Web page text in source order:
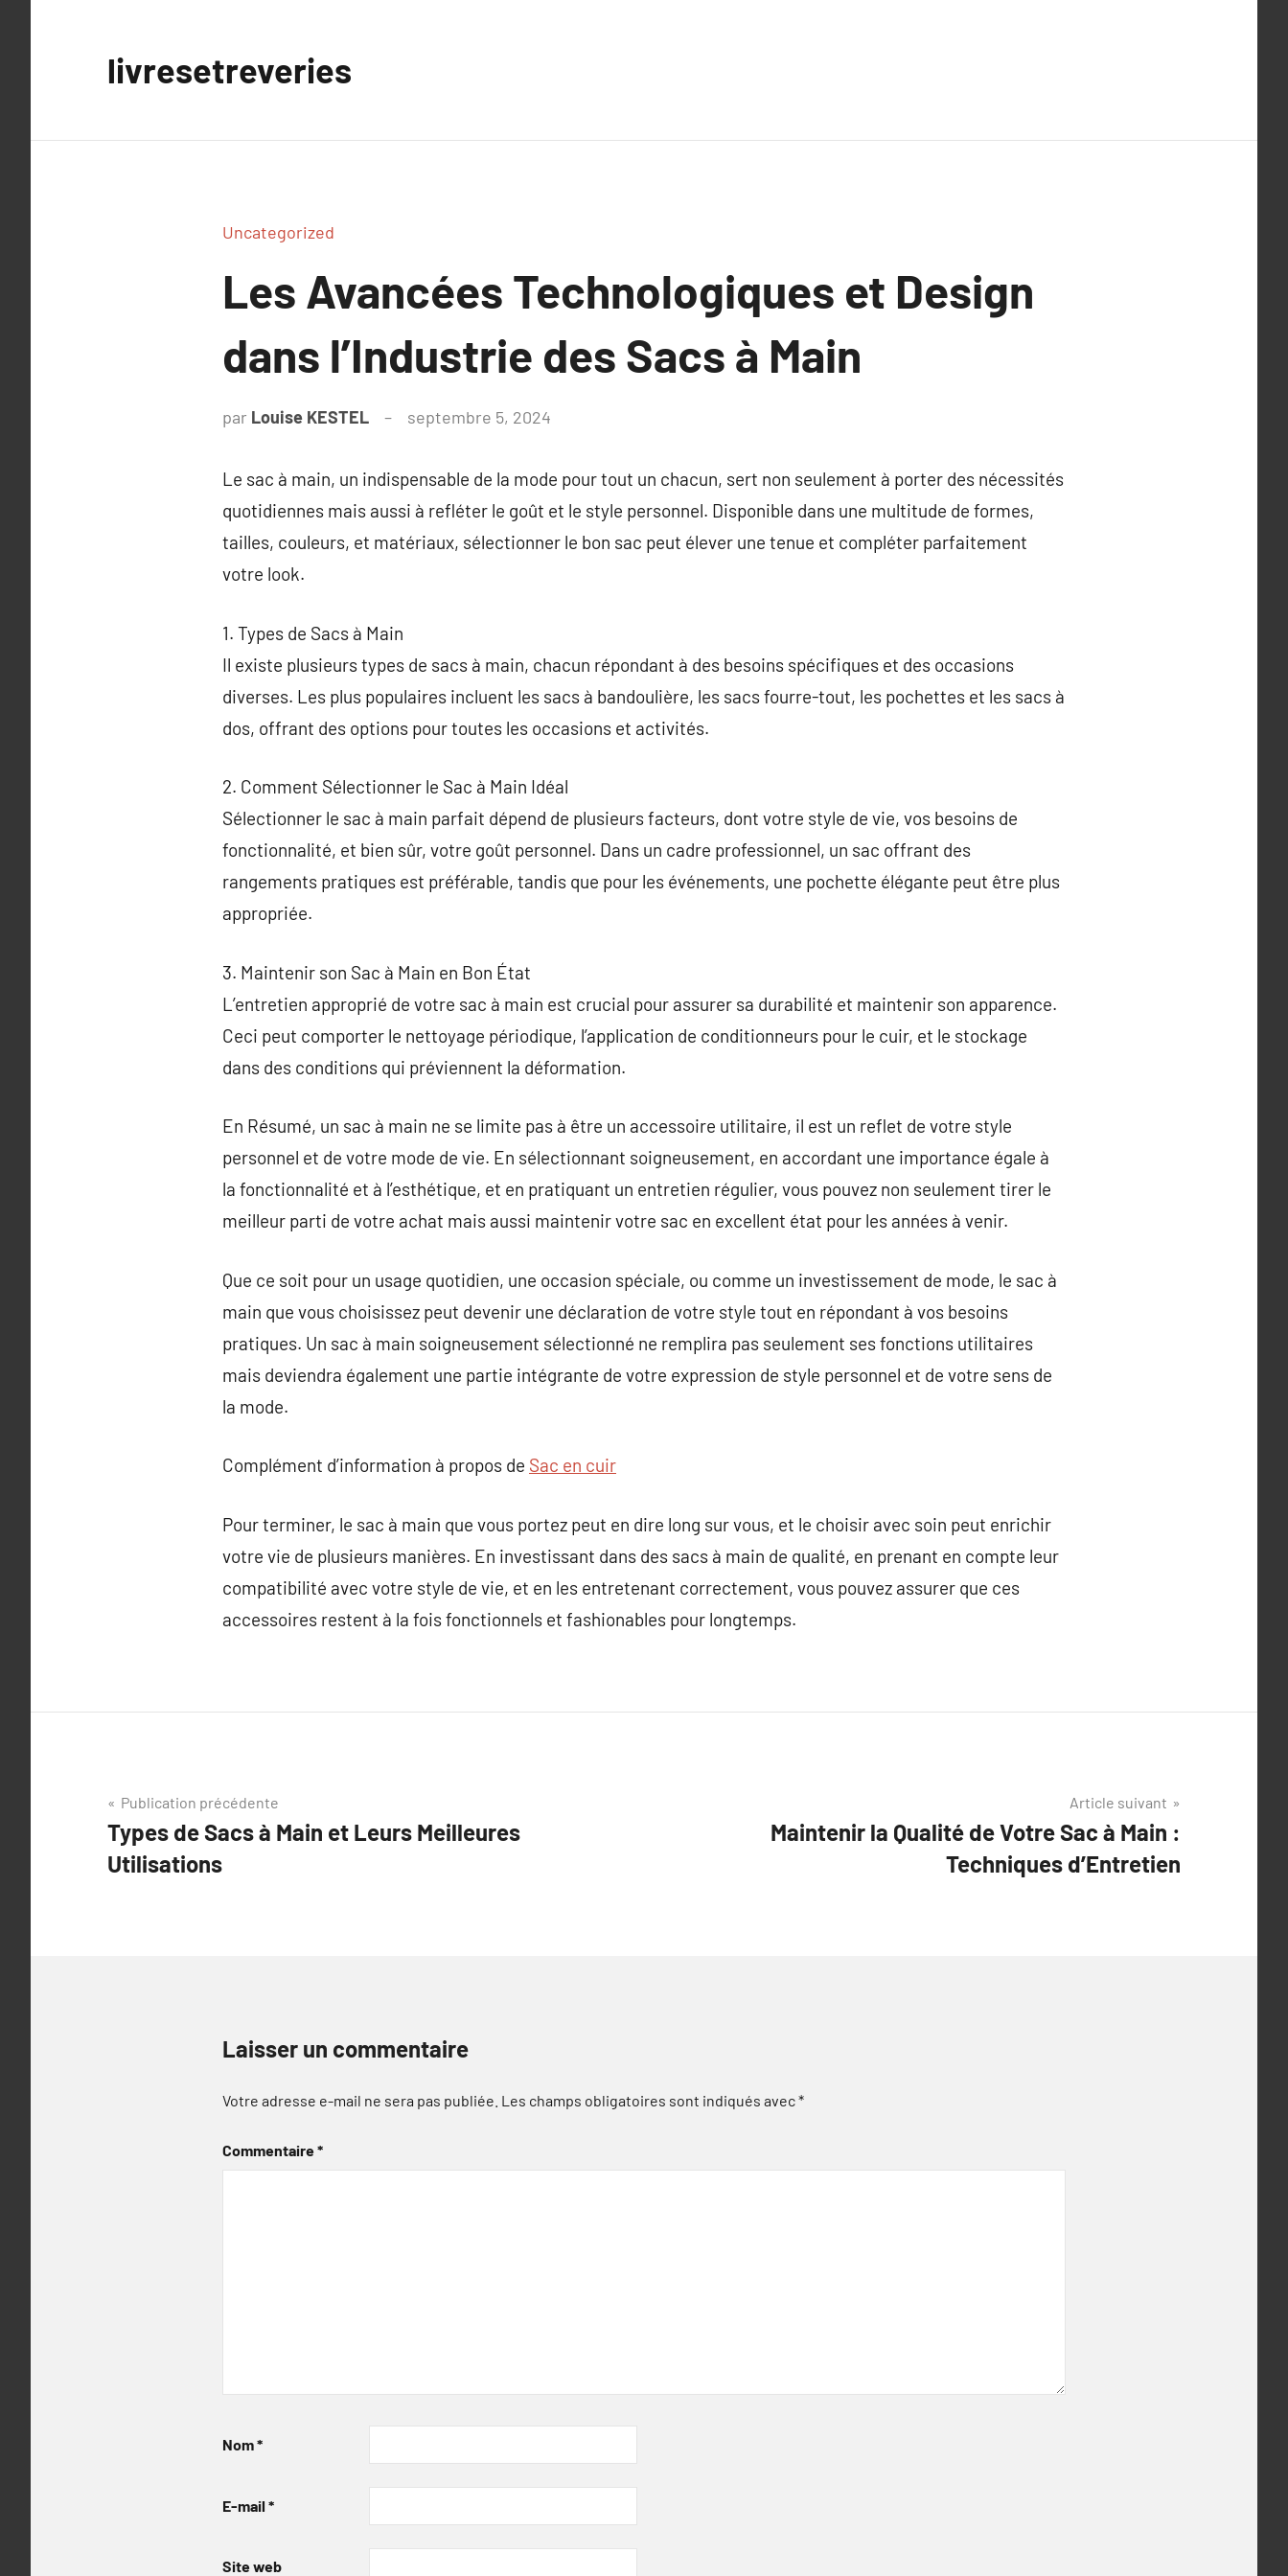
livresetreveries
Uncategorized
Les Avancées Technologiques et Design
dans l’Industrie des Sacs à Main
par Louise KESTEL septembre 5, 2024
Le sac à main, un indispensable de la mode pour tout un chacun, sert non seulement à porter des nécessités
quotidiennes mais aussi à refléter le goût et le style personnel. Disponible dans une multitude de formes,
tailles, couleurs, et matériaux, sélectionner le bon sac peut élever une tenue et compléter parfaitement
votre look.
1. Types de Sacs à Main
Il existe plusieurs types de sacs à main, chacun répondant à des besoins spécifiques et des occasions
diverses. Les plus populaires incluent les sacs à bandoulière, les sacs fourre-tout, les pochettes et les sacs à
dos, offrant des options pour toutes les occasions et activités.
2. Comment Sélectionner le Sac à Main Idéal
Sélectionner le sac à main parfait dépend de plusieurs facteurs, dont votre style de vie, vos besoins de
fonctionnalité, et bien sûr, votre goût personnel. Dans un cadre professionnel, un sac offrant des
rangements pratiques est préférable, tandis que pour les événements, une pochette élégante peut être plus
appropriée.
3. Maintenir son Sac à Main en Bon État
L’entretien approprié de votre sac à main est crucial pour assurer sa durabilité et maintenir son apparence.
Ceci peut comporter le nettoyage périodique, l’application de conditionneurs pour le cuir, et le stockage
dans des conditions qui préviennent la déformation.
En Résumé, un sac à main ne se limite pas à être un accessoire utilitaire, il est un reflet de votre style
personnel et de votre mode de vie. En sélectionnant soigneusement, en accordant une importance égale à
la fonctionnalité et à l’esthétique, et en pratiquant un entretien régulier, vous pouvez non seulement tirer le
meilleur parti de votre achat mais aussi maintenir votre sac en excellent état pour les années à venir.
Que ce soit pour un usage quotidien, une occasion spéciale, ou comme un investissement de mode, le sac à
main que vous choisissez peut devenir une déclaration de votre style tout en répondant à vos besoins
pratiques. Un sac à main soigneusement sélectionné ne remplira pas seulement ses fonctions utilitaires
mais deviendra également une partie intégrante de votre expression de style personnel et de votre sens de
la mode.
Complément d’information à propos de Sac en cuir
Pour terminer, le sac à main que vous portez peut en dire long sur vous, et le choisir avec soin peut enrichir
votre vie de plusieurs manières. En investissant dans des sacs à main de qualité, en prenant en compte leur
compatibilité avec votre style de vie, et en les entretenant correctement, vous pouvez assurer que ces
accessoires restent à la fois fonctionnels et fashionables pour longtemps.
Navigation
de
l’article
Publication précédente
Types de Sacs à Main et Leurs Meilleures
Utilisations
Article suivant
Maintenir la Qualité de Votre Sac à Main :
Techniques d’Entretien
Laisser un commentaire
Votre adresse e-mail ne sera pas publiée. Les champs obligatoires sont indiqués avec*
Commentaire*
Nom*
E-mail *
Site web